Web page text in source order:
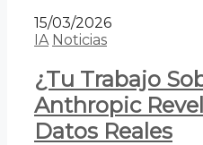
15/03/2026
IA Noticias
¿Tu Trabajo
Anthropic
Datos Reales